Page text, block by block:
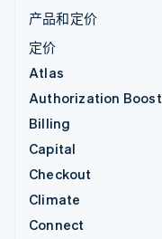
产品和定价
定价
Atlas
Authorization Boost
Billing
Capital
Checkout
Climate
Connect